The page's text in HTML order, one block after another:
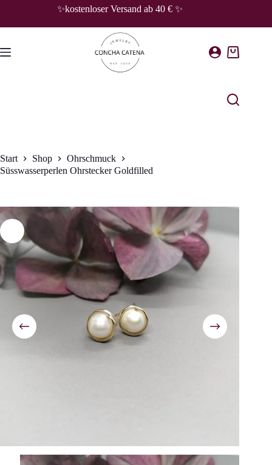
springen
✨kostenloser Versand ab 40 € ✨
Warenkorb
Start Shop
Ohrschmuck
Süsswasserperlen Ohrstecker Goldfilled